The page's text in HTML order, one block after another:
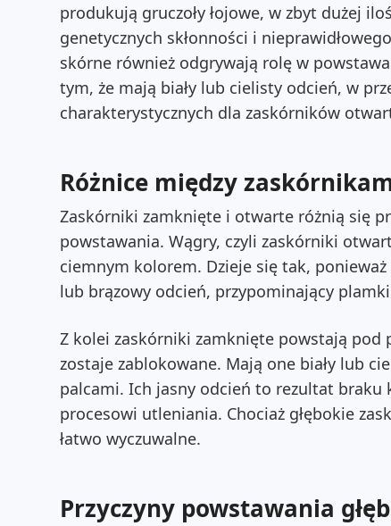
produkują gruczoły łojowe, w zbyt dużej
genetycznych skłonności i
skórne również odgrywają rolę w
tym, że mają biały lub cielisty odcień, w
charakterystycznych dla zaskórników
Różnice między
Zaskórniki zamknięte i otwarte różnią się
powstawania. Wągry, czyli zaskórniki
ciemnym kolorem. Dzieje się tak,
lub brązowy odcień, przypominający
Z kolei zaskórniki zamknięte powstają pod
zostaje zablokowane. Mają one biały lub
palcami. Ich jasny odcień to rezultat
procesowi utleniania. Chociaż głębokie
łatwo wyczuwalne.
Przyczyny powstawania